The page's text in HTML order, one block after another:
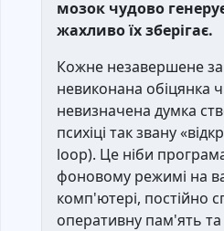
мозок чудово
жахливо їх зберігає.
Кожне незавершене
невиконана обіцянка
невизначена думка
психіці так звану
loop). Це ніби
фоновому режимі на
комп'ютері, постійно
оперативну пам'ять та